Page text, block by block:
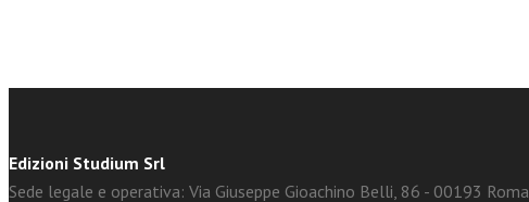
Edizioni Studium Srl
Sede legale e operativa: Via Giuseppe Gioachino Belli, 86 - 00193 Roma